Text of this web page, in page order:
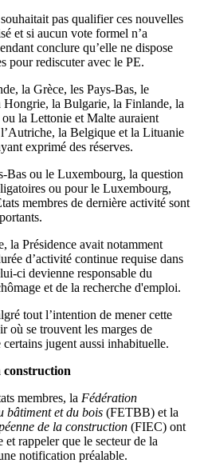
pas qualifier ces nouvelles
et si aucun vote formel n’a
conclure qu’elle ne dispose
pour rediscuter avec le PE.
la Grèce, les Pays-Bas, le
la Bulgarie, la Finlande, la
la Lettonie et Malte auraient
la Belgique et la Lituanie
exprimé des réserves.
Bas ou le Luxembourg, la question
ou pour le Luxembourg,
membres de dernière activité sont
la Présidence avait notamment
d’activité continue requise dans
ci devienne responsable du
et de la recherche d'emploi.
tout l’intention de mener cette
où se trouvent les marges de
jugent aussi inhabituelle.
construction
membres, la Fédération
bâtiment et du bois (FETBB) et la
de la construction (FIEC) ont
rappeler que le secteur de la
notification préalable.